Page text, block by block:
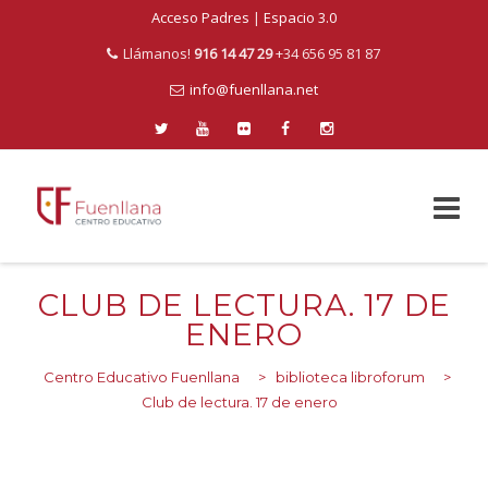
Acceso Padres | Espacio 3.0
Llámanos! 916 14 47 29+34 656 95 81 87
info@fuenllana.net
content
CLUB DE LECTURA. 17 DE
ENERO
Centro Educativo Fuenllana > biblioteca libroforum
>
Club de lectura. 17 de enero